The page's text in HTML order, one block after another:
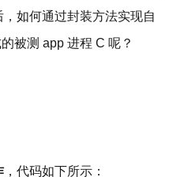
如何通过封装方法实现自
被测 app 进程 C 呢？
，代码如下所示：